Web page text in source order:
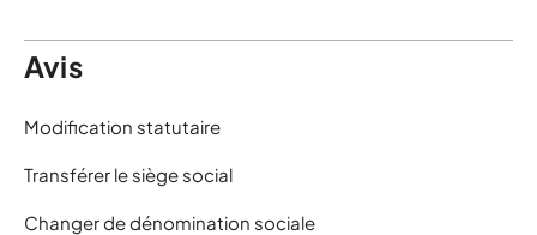
Avis
Modification statutaire
Transférer le siège social
Changer de dénomination sociale